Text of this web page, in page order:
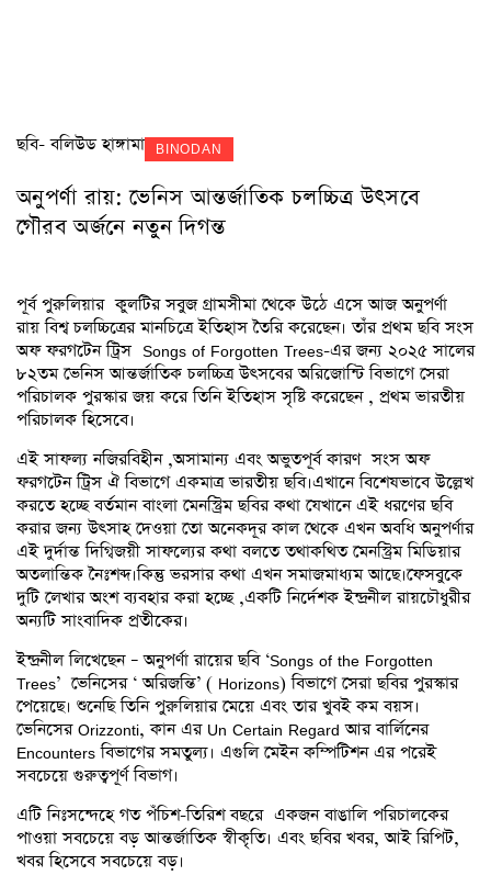
ছবি- বলিউড হাঙ্গামা BINODAN
অনুপর্ণা রায়: ভেনিস আন্তর্জাতিক চলচ্চিত্র উৎসবে
গৌরব অর্জনে নতুন দিগন্ত
পূর্ব পুরুলিয়ার কুলটির সবুজ গ্রামসীমা থেকে উঠে এসে আজ অনুপর্ণা
রায় বিশ্ব চলচ্চিত্রের মানচিত্রে ইতিহাস তৈরি করেছেন। তাঁর প্রথম ছবি সংস
অফ ফরগটেন ট্রিস Songs of Forgotten Trees-এর জন্য ২০২৫ সালের
৮২তম ভেনিস আন্তর্জাতিক চলচ্চিত্র উৎসবের অরিজোন্টি বিভাগে সেরা
পরিচালক পুরস্কার জয় করে তিনি ইতিহাস সৃষ্টি করেছেন , প্রথম ভারতীয়
পরিচালক হিসেবে।
এই সাফল্য নজিরবিহীন ,অসামান্য এবং অভুতপূর্ব কারণ সংস অফ
ফরগটেন ট্রিস ঐ বিভাগে একমাত্র ভারতীয় ছবি।এখানে বিশেষভাবে উল্লেখ
করতে হচ্ছে বর্তমান বাংলা মেনস্ট্রিম ছবির কথা যেখানে এই ধরণের ছবি
করার জন্য উৎসাহ দেওয়া তো অনেকদূর কাল থেকে এখন অবধি অনুপর্ণার
এই দুর্দান্ত দিগ্বিজয়ী সাফল্যের কথা বলতে তথাকথিত মেনস্ট্রিম মিডিয়ার
অতলান্তিক নৈঃশব্দ।কিন্তু ভরসার কথা এখন সমাজমাধ্যম আছে।ফেসবুকে
দুটি লেখার অংশ ব্যবহার করা হচ্ছে ,একটি নির্দেশক ইন্দ্রনীল রায়চৌধুরীর
অন্যটি সাংবাদিক প্রতীকের।
ইন্দ্রনীল লিখেছেন – অনুপর্ণা রায়ের ছবি ‘Songs of the Forgotten
Trees’ ভেনিসের ‘ অরিজন্তি’ ( Horizons) বিভাগে সেরা ছবির পুরস্কার
পেয়েছে। শুনেছি তিনি পুরুলিয়ার মেয়ে এবং তার খুবই কম বয়স।
ভেনিসের Orizzonti, কান এর Un Certain Regard আর বার্লিনের
Encounters বিভাগের সমতুল্য। এগুলি মেইন কম্পিটিশন এর পরেই
সবচেয়ে গুরুত্বপূর্ণ বিভাগ।
এটি নিঃসন্দেহে গত পঁচিশ-তিরিশ বছরে একজন বাঙালি পরিচালকের
পাওয়া সবচেয়ে বড় আন্তর্জাতিক স্বীকৃতি। এবং ছবির খবর, আই রিপিট,
খবর হিসেবে সবচেয়ে বড়।